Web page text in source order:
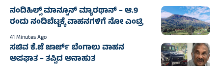
ನಂದಿಹಿಲ್ಸ್ ಮಾನ್ಸೂನ್ ಮ್ಯಾರಥಾನ್ – ಆ.9
ರಂದು ನಂದಿಬೆಟ್ಟಕ್ಕೆ ವಾಹನಗಳಿಗೆ ನೋ ಎಂಟ್ರಿ
41 Minutes Ago
ಸಚಿವ ಕೆ.ಜೆ ಜಾರ್ಜ್ ಬೆಂಗಾಲು ವಾಹನ
ಅಪಘಾತ – ತಪ್ಪಿದ ಅನಾಹುತ